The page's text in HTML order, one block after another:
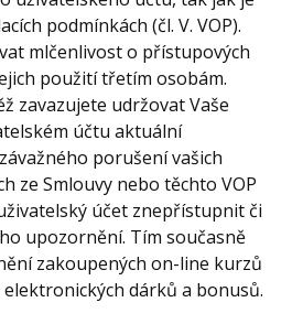
podmínkách (čl. V. VOP).
mlčenlivost o přístupových
použití třetím osobám.
zavazujete udržovat Vaše
účtu aktuální
porušení vašich
ze Smlouvy nebo těchto VOP
účet znepřístupnit či
upozornění. Tím současně
zakoupených on-line kurzů
dárků a bonusů.